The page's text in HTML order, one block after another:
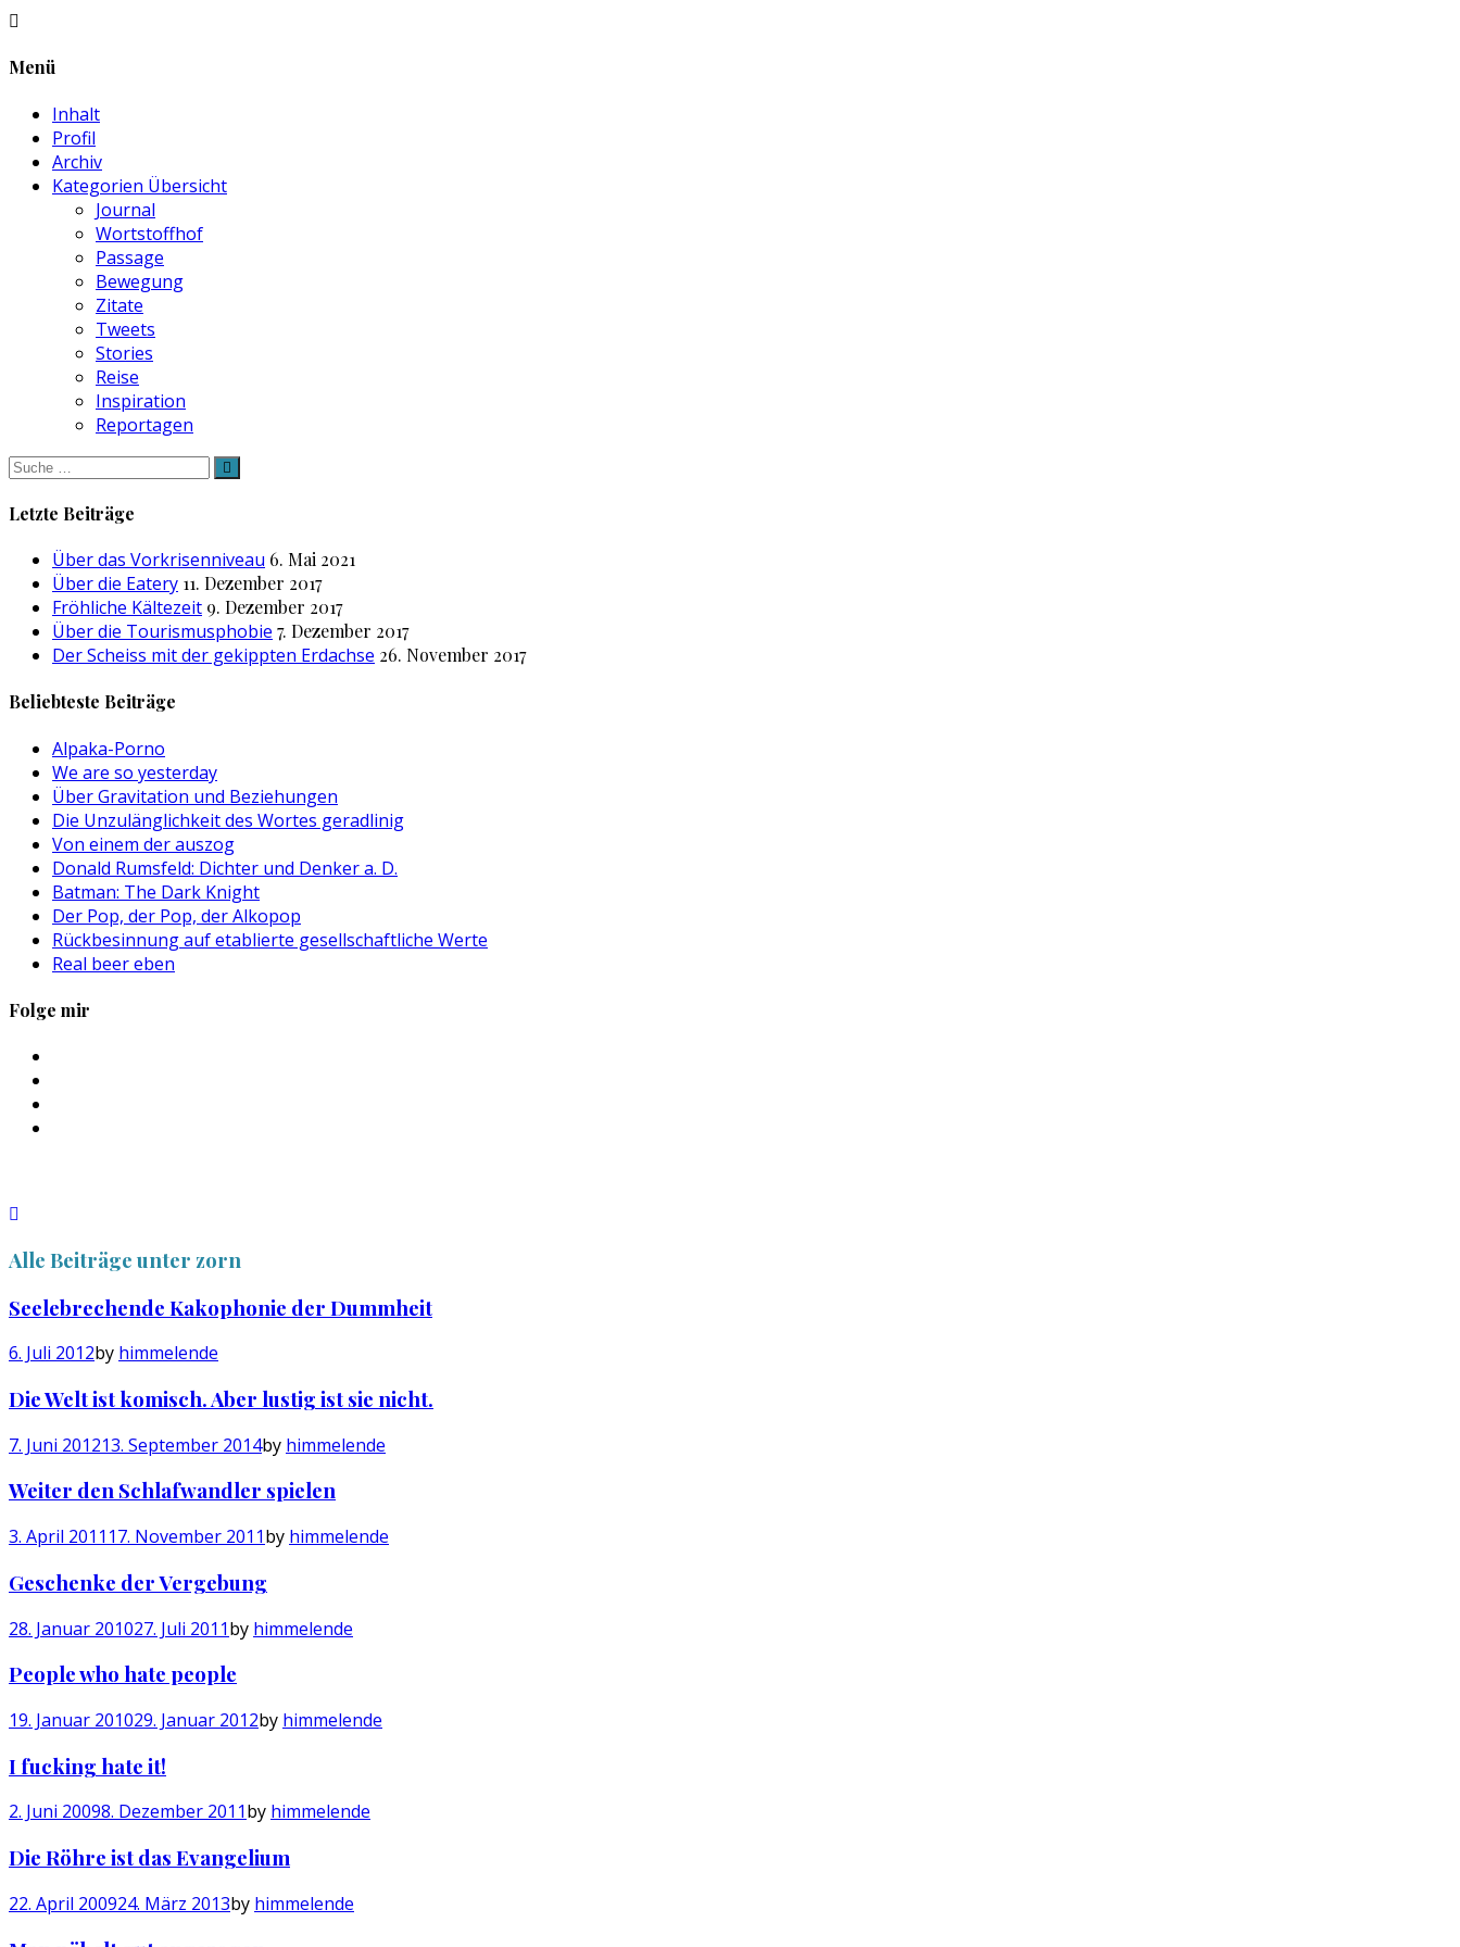
Menü
Inhalt
Profil
Archiv
Kategorien Übersicht
Journal
Wortstoffhof
Passage
Bewegung
Zitate
Tweets
Stories
Reise
Inspiration
Reportagen
Suche
nach:
Letzte Beiträge
Über das Vorkrisenniveau 6. Mai 2021
Über die Eatery 11. Dezember 2017
Fröhliche Kältezeit 9. Dezember 2017
Über die Tourismusphobie 7. Dezember 2017
Der Scheiss mit der gekippten Erdachse 26. November 2017
Beliebteste Beiträge
Alpaka-Porno
We are so yesterday
Über Gravitation und Beziehungen
Die Unzulänglichkeit des Wortes geradlinig
Von einem der auszog
Donald Rumsfeld: Dichter und Denker a. D.
Batman: The Dark Knight
Der Pop, der Pop, der Alkopop
Rückbesinnung auf etablierte gesellschaftliche Werte
Real beer eben
Folge mir
anzeigen
Alle Beiträge unter zorn
Seelebrechende Kakophonie der Dummheit
6. Juli 2012by himmelende
Die Welt ist komisch. Aber lustig ist sie nicht.
7. Juni 201213. September 2014by himmelende
Weiter den Schlafwandler spielen
3. April 2011 17. November 2011by himmelende
Geschenke der Vergebung
28. Januar 201027. Juli 2011by himmelende
People who hate people
19. Januar 201029. Januar 2012by himmelende
I fucking hate it!
2. Juni 20098. Dezember 2011by himmelende
Die Röhre ist das Evangelium
22. April 200924. März 2013by himmelende